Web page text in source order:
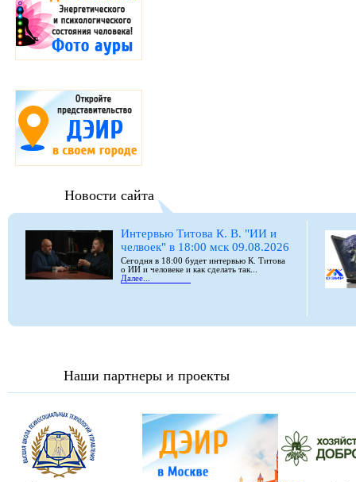
Новости сайта
Интервью Титова К. В. "ИИ и
челвоек" в 18:00 мск 09.08.2026
Сегодня в 18:00 будет интервью К. Титова
о ИИ и человеке и как сделать так...
Далее...
Наши партнеры и проекты